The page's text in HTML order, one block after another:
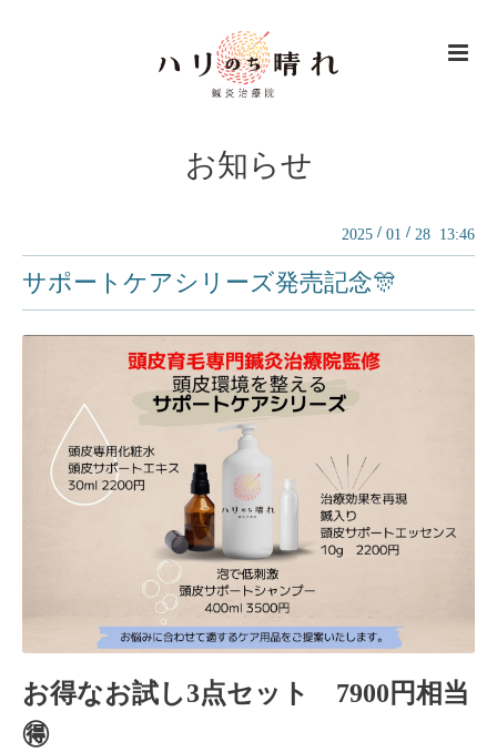
お知らせ
2025 / 01 / 28 13:46
サポートケアシリーズ発売記念🎊
お得なお試し3点セット 7900円相当
🉐